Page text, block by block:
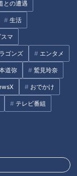
との遭遇
生活
マ
ゴンズ エンタメ
道弥 鷲見玲奈
おでかけ
テレビ番組
縄！首里城消失の慟
してほしい
知